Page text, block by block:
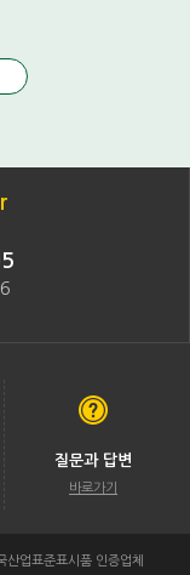
질문과 답변
바로가기
산업표준표시품 인증업체